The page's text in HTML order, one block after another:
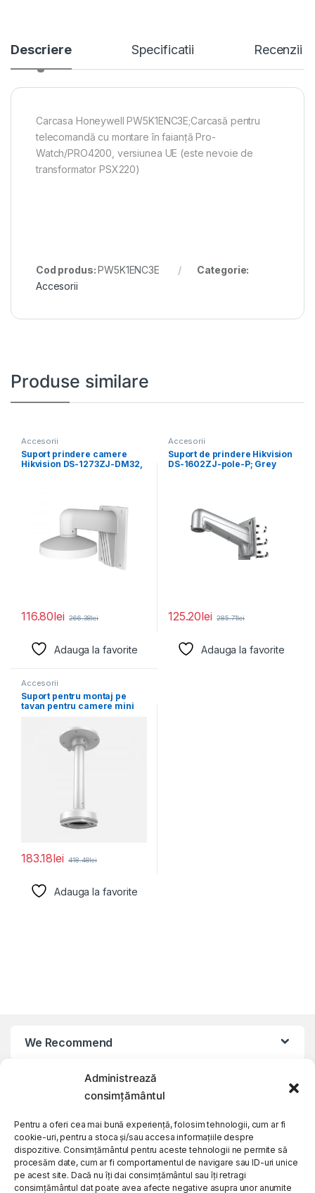
Administrează
consimțământul
Pentru a oferi cea mai bună experiență, folosim tehnologii, cum ar fi
cookie-uri, pentru a stoca și/sau accesa informațiile despre
dispozitive. Consimțământul pentru aceste tehnologii ne permite să
procesăm date, cum ar fi comportamentul de navigare sau ID-uri unice
pe acest site. Dacă nu îți dai consimțământul sau îți retragi
consimțământul dat poate avea afecte negative asupra unor anumite
Descriere Specificatii Recenzii
Carcasa Honeywell PW5K1ENC3E;Carcasă pentru
telecomandă cu montare în faianță Pro-
Watch/PRO4200, versiunea UE (este nevoie de
transformator PSX220)
Cod produs:PW5K1ENC3E
Categorie:
Accesorii
Produse similare
Accesorii
Suport prindere camere
Hikvision DS-1273ZJ-DM32,
116.80lei 266.38lei
Adauga la favorite
Accesorii
Suport de prindere Hikvision
DS-1602ZJ-pole-P; Grey
125.20lei 285.71lei
Adauga la favorite
Accesorii
Suport pentru montaj pe
tavan pentru camere mini
183.18lei 418.48lei
Adauga la favorite
We Recommend
My Account
Customer Care
About Us